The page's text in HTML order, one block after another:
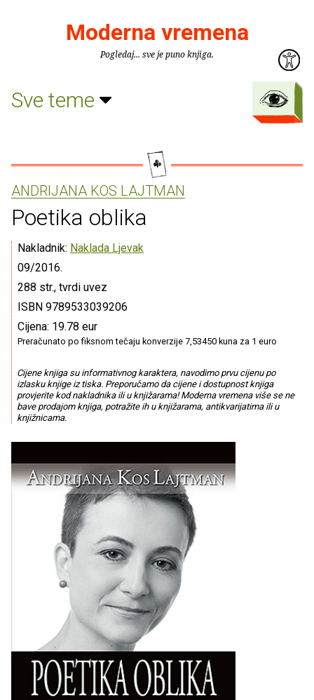
Moderna vremena
Pogledaj... sve je puno knjiga.
Sve teme
ANDRIJANA KOS LAJTMAN
Poetika oblika
Nakladnik: Naklada Ljevak
09/2016.
288 str., tvrdi uvez
ISBN 9789533039206
Cijena: 19.78 eur
Preračunato po fiksnom tečaju konverzije 7,53450 kuna za 1 euro
Cijene knjiga su informativnog karaktera, navodimo prvu cijenu po
izlasku knjige iz tiska. Preporučamo da cijene i dostupnost knjiga
provjerite kod nakladnika ili u knjižarama! Moderna vremena više se ne
bave prodajom knjiga, potražite ih u knjižarama, antikvarijatima ili u
knjižnicama.